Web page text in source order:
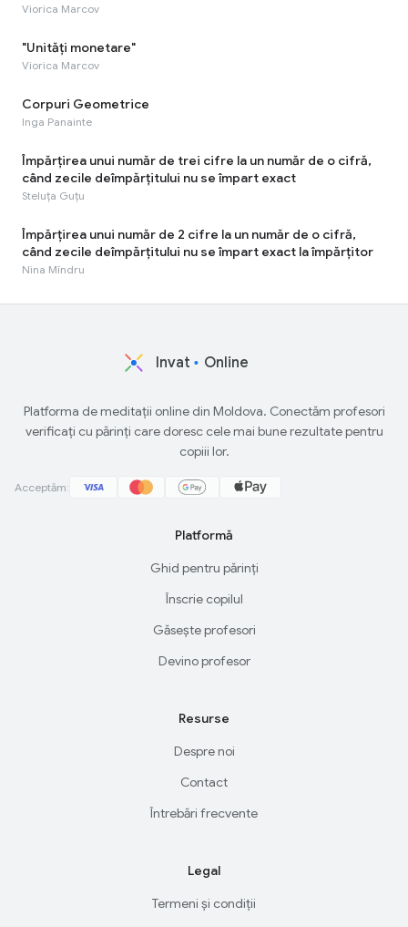
Viorica Marcov
"Unități monetare"
Viorica Marcov
Corpuri Geometrice
Inga Panainte
Împărțirea unui număr de trei cifre la un număr de o cifră,
când zecile deîmpărțitului nu se împart exact
Steluța Guțu
Împărțirea unui număr de 2 cifre la un număr de o cifră,
când zecile deîmpărțitului nu se împart exact la împărțitor
Nina Mîndru
Invat Online
Platforma de meditații online din Moldova. Conectăm profesori
verificați cu părinți care doresc cele mai bune rezultate pentru
copiii lor.
Acceptăm:
Platformă
Ghid pentru părinți
Înscrie copilul
Găsește profesori
Devino profesor
Resurse
Despre noi
Contact
Întrebări frecvente
Legal
Termeni și condiții